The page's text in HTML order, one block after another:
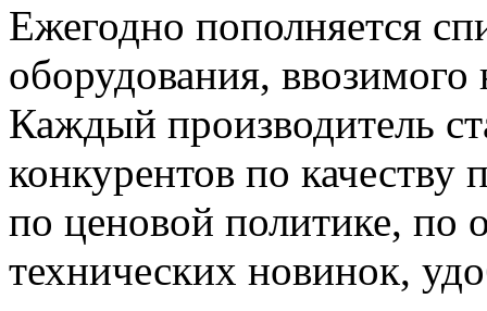
Ежегодно пополняется
оборудования,
Каждый производитель
конкурентов по качеству
по ценовой политике,
технических новинок,